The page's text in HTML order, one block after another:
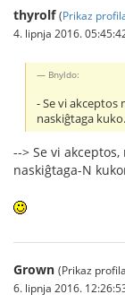
thyrolf (Prikaz
4. lipnja 2016.
Bnyldo:
- Se vi akceptos
naskiĝtaga kuko.
--> Se vi
naskiĝtaga-N
Grown (Prikaz
6. lipnja 2016.